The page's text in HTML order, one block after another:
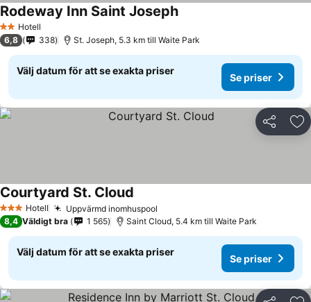
2 Stjärnor
Hotell
Rodeway Inn Saint Joseph
6,8 338 St. Joseph, 5.3 km till Waite Park
Välj datum för att se exakta priser
Se priser
Dela
3 StjärnorHotell Uppvärmd inomhuspool
Courtyard St. Cloud
8,4 Väldigt bra 1 565 Saint Cloud, 5.4 km till Waite Park
Välj datum för att se exakta priser
Se priser